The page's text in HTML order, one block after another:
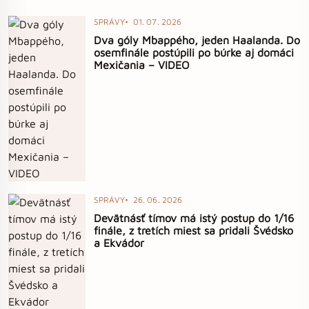
SPRÁVY 01. 07. 2026
Dva góly Mbappého, jeden Haalanda. Do
osemfinále postúpili po búrke aj domáci
Mexičania – VIDEO
SPRÁVY 26. 06. 2026
Devätnásť tímov má istý postup do 1/16
finále, z tretích miest sa pridali Švédsko
a Ekvádor